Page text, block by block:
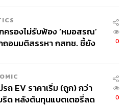
ครองไม่รับฟ้อง ‘หมอสรณ’
ถอนมติสรรหา กสทช. ชี้ยัง
0
ถ EV ราคาเริ่ม (ถูก) กว่า
ริด หลังต้นทุนแบตเตอรี่ลด
0